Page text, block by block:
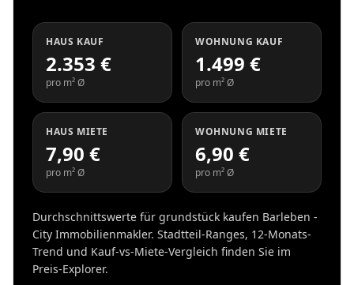
HAUS KAUF
2.353 €
pro m² Ø
WOHNUNG KAUF
1.499 €
pro m² Ø
HAUS MIETE
7,90 €
pro m² Ø
WOHNUNG MIETE
6,90 €
pro m² Ø
Durchschnittswerte für grundstück kaufen Barleben -
City Immobilienmakler. Stadtteil-Ranges, 12-Monats-
Trend und Kauf-vs-Miete-Vergleich finden Sie im
Preis-Explorer.